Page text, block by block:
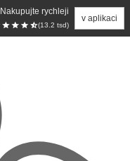
Nakupujte rychleji
(13.2 tsd)
v aplikaci